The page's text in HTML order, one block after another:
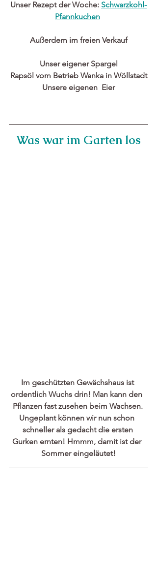
Unser Rezept der Woche: Schwarzkohl-
Pfannkuchen
Außerdem im freien Verkauf
Unser eigener Spargel
Rapsöl vom Betrieb Wanka in Wöllstadt
Unsere eigenen  Eier
Was war im Garten los
Im geschützten Gewächshaus ist
ordentlich Wuchs drin! Man kann den
Pflanzen fast zusehen beim Wachsen.
Ungeplant können wir nun schon
schneller als gedacht die ersten
Gurken ernten! Hmmm, damit ist der
Sommer eingeläutet!